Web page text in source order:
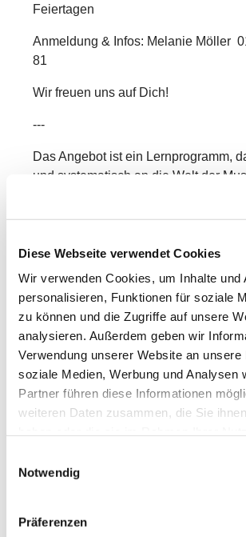
Diese Webseite verwendet Cookies
Wir verwenden Cookies, um Inhalte und
personalisieren, Funktionen für soziale
zu können und die Zugriffe auf unsere
analysieren. Außerdem geben wir
Verwendung unserer Website an unsere
soziale Medien, Werbung und Analysen
Partner führen diese Informationen
weiteren Daten zusammen, die Sie
Notwendig
Präferenzen
Feiertagen
Anmeldung & Infos: Melanie Möller
81
Wir freuen uns auf Dich!
---
Das Angebot ist ein Lernprogramm,
und systematisch an die Welt der
In Kleingruppen entdecken die
Bewegung & Tanz
Musikhören
Rhythmik
Grundlagen der Musiklehre
Neben musikalischem Wissen
Lernbereitschaft, Fantasie,